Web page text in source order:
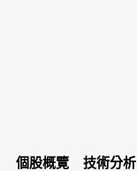
個股概覽 技術分析